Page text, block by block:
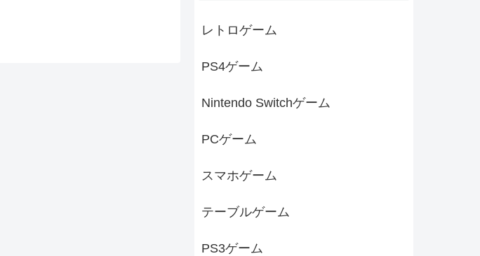
レトロゲーム
PS4ゲーム
Nintendo Switchゲーム
PCゲーム
スマホゲーム
テーブルゲーム
PS3ゲーム